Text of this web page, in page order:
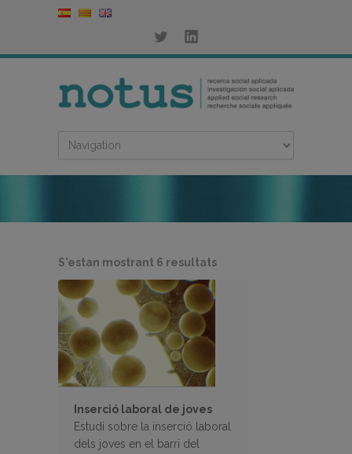
S'estan mostrant 6 resultatsOrdenat
Inserció laboral de joves
Estudi sobre la inserció laboral
dels joves en el barri del